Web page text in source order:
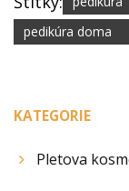
pedikúra doma
KATEGORIE
Pletova